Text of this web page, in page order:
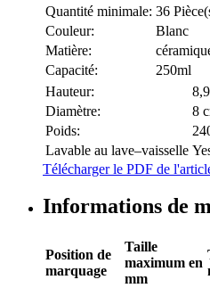
Quantité minimale: 36
Couleur:
Blanc
Matière:
Capacité:
250ml
Hauteur:
Diamètre:
8
Poids:
Lavable au lave–vaisselle
Télécharger le PDF de
Informations de
Position de
marquage
Taille
maximum en
mm